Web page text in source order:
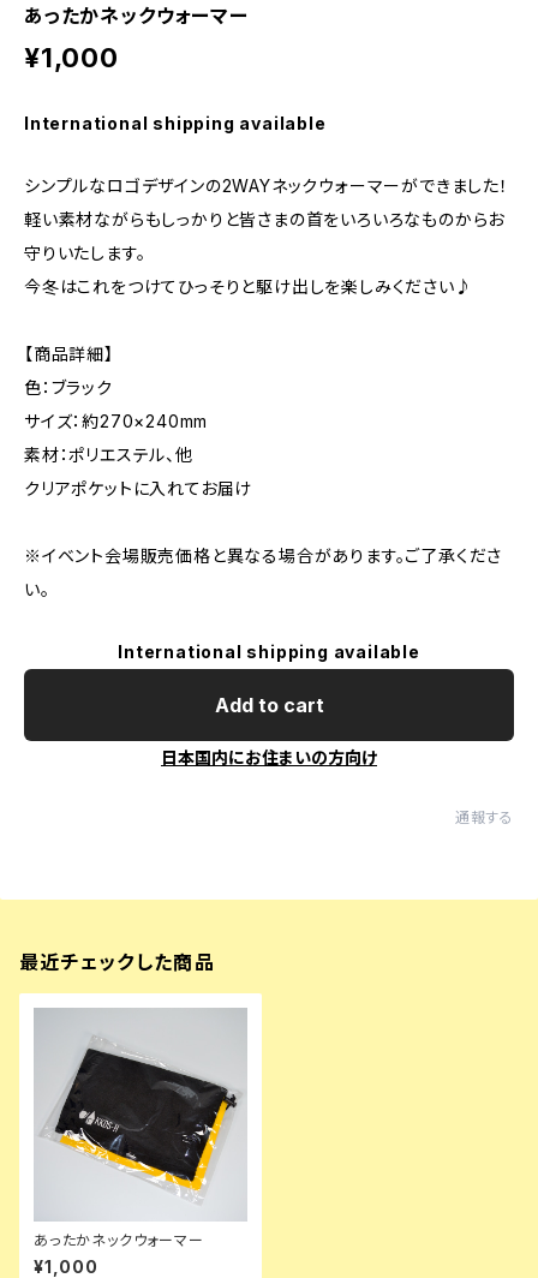
あったかネックウォーマー
¥1,000
International shipping available
シンプルなロゴデザインの2WAYネックウォーマーができました！
軽い素材ながらもしっかりと皆さまの首をいろいろなものからお
守りいたします。
今冬はこれをつけてひっそりと駆け出しを楽しみください♪
【商品詳細】
色：ブラック
サイズ：約270×240mm
素材：ポリエステル、他
クリアポケットに入れてお届け
※イベント会場販売価格と異なる場合があります。ご了承くださ
い。
International shipping available
Add to cart
日本国内にお住まいの方向け
通報する
最近チェックした商品
あったかネックウォーマー
¥1,000